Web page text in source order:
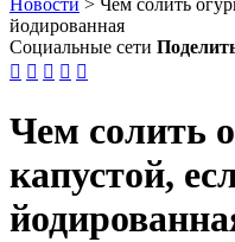
Новости > Чем солить
йодированная
Социальные сети
    
Чем солить
капустой,